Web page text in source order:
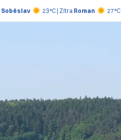
Soběslav 23°C | Zítra Roman 27°C